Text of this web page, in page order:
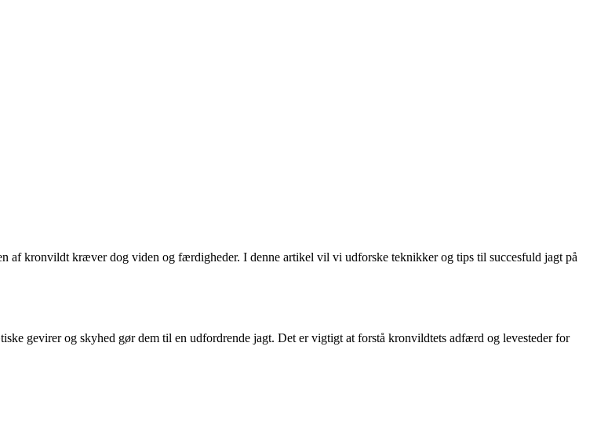
af kronvildt kræver dog viden og færdigheder. I denne artikel vil vi udforske teknikker og tips til succesfuld jagt på
gevirer og skyhed gør dem til en udfordrende jagt. Det er vigtigt at forstå kronvildtets adfærd og levesteder for